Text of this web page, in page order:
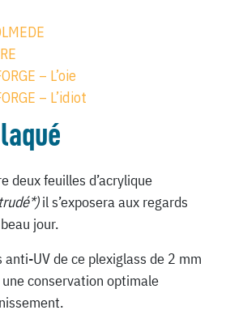
– L’oie
– L’idiot
deux feuilles d’acrylique
il s’exposera aux regards
jour.
anti-UV de ce plexiglass de 2 mm
conservation optimale